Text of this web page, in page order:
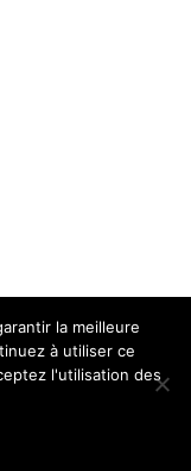
la meilleure
à utiliser ce
l'utilisation des